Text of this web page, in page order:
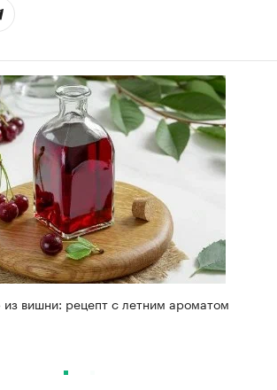
вишни: рецепт с летним ароматом